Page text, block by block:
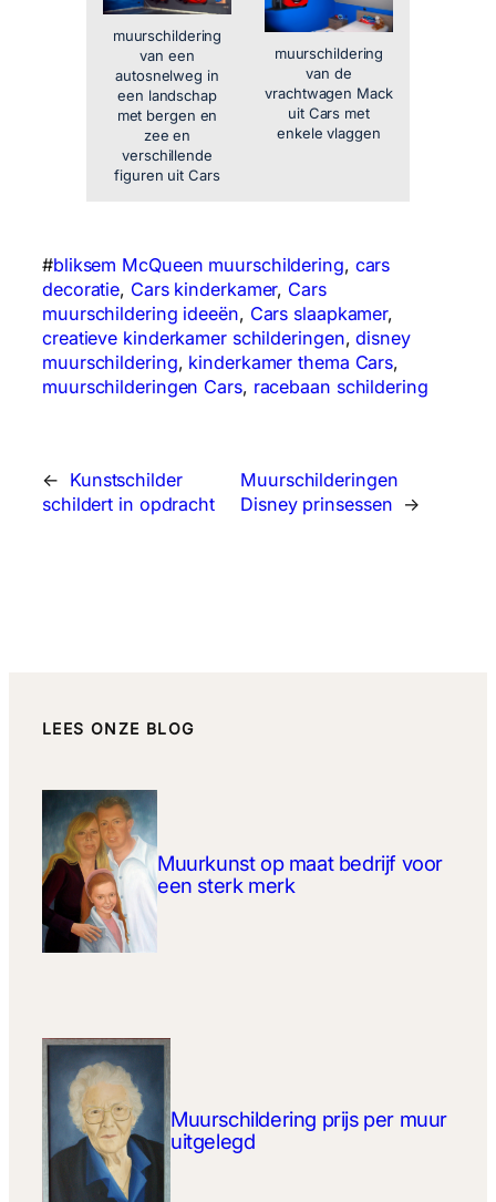
muurschildering
van een
autosnelweg in
een landschap
met bergen en
zee en
verschillende
figuren uit Cars
muurschildering
van de
vrachtwagen Mack
uit Cars met
enkele vlaggen
#bliksem McQueen muurschildering, cars
decoratie, Cars kinderkamer, Cars
muurschildering ideeën, Cars slaapkamer
creatieve kinderkamer schilderingen, disney
muurschildering, kinderkamer thema Cars
muurschilderingen Cars, racebaan schildering
← Kunstschilder
schildert in opdracht
Muurschilderingen
Disney prinsessen →
LEES ONZE BLOG
Muurkunst op maat bedrijf voor
een sterk merk
Muurschildering prijs per muur
uitgelegd